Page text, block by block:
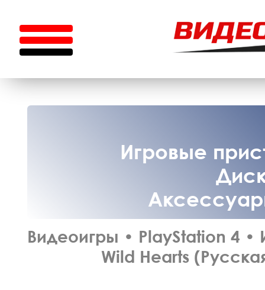
Игровые
Видеоигры • PlayStation 4 •
Wild Hearts